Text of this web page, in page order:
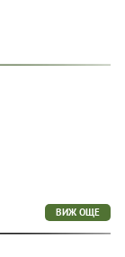
ВИЖ ОЩЕ